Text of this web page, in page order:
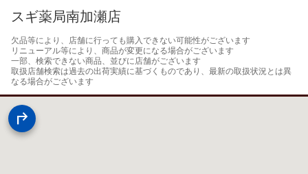
スギ薬局南加瀬店
欠品等により、店舗に行っても購入できない可能性がございます
リニューアル等により、商品が変更になる場合がございます
一部、検索できない商品、並びに店舗がございます
取扱店舗検索は過去の出荷実績に基づくものであり、最新の取扱状況とは異
なる場合がございます